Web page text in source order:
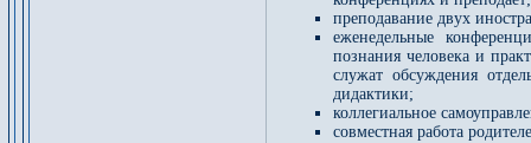
преподавание двух
еженедельные
познания человека и
служат обсуждения
дидактики;
коллегиальное
совместная работа